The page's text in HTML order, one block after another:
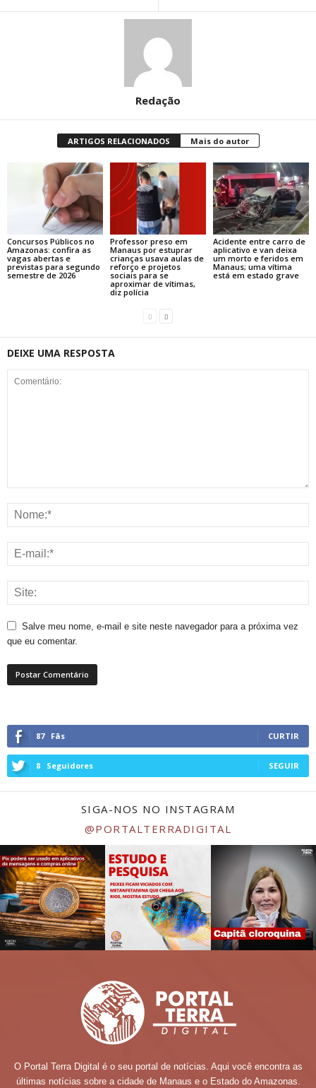
Redação
ARTIGOS RELACIONADOS Mais do autor
Concursos Públicos no
Amazonas: confira as
vagas abertas e
previstas para segundo
semestre de 2026
Professor preso em
Manaus por estuprar
crianças usava aulas de
reforço e projetos
sociais para se
aproximar de vítimas,
diz polícia
Acidente entre carro de
aplicativo e van deixa
um morto e feridos em
Manaus; uma vítima
está em estado grave
DEIXE UMA RESPOSTA
Salve meu nome, e-mail e site neste navegador para a próxima vez
que eu comentar.
87 Fãs CURTIR
8 Seguidores SEGUIR
SIGA-NOS NO INSTAGRAM
@PORTALTERRADIGITAL
O Portal Terra Digital é o seu portal de notícias. Aqui você encontra as
últimas notícias sobre a cidade de Manaus e o Estado do Amazonas.